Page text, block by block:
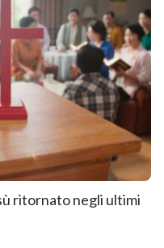
ritornato negli ultimi